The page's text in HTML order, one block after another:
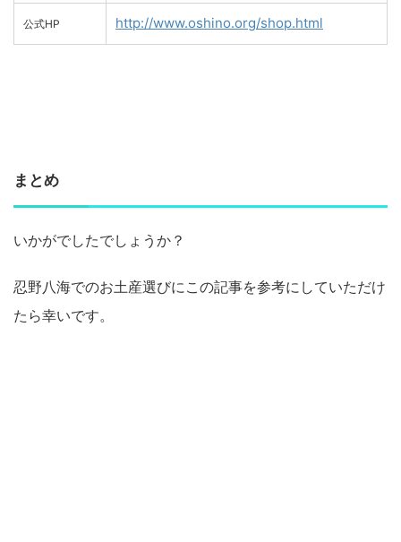
公式HP http://www.oshino.org/shop.html
まとめ
いかがでしたでしょうか？
忍野八海でのお土産選びにこの記事を参考にしていただけ
たら幸いです。